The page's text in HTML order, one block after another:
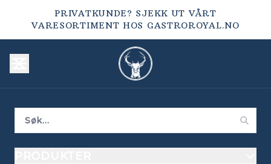
PRIVATKUNDE? SJEKK UT VÅRT
VARESORTIMENT HOS GASTROROYAL.NO